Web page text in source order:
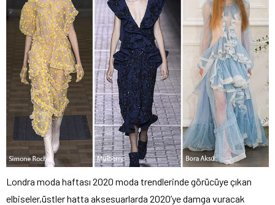
Londra moda haftası 2020 moda trendlerinde görücüye çıkan
elbiseler,üstler hatta aksesuarlarda 2020’ye damga vuracak